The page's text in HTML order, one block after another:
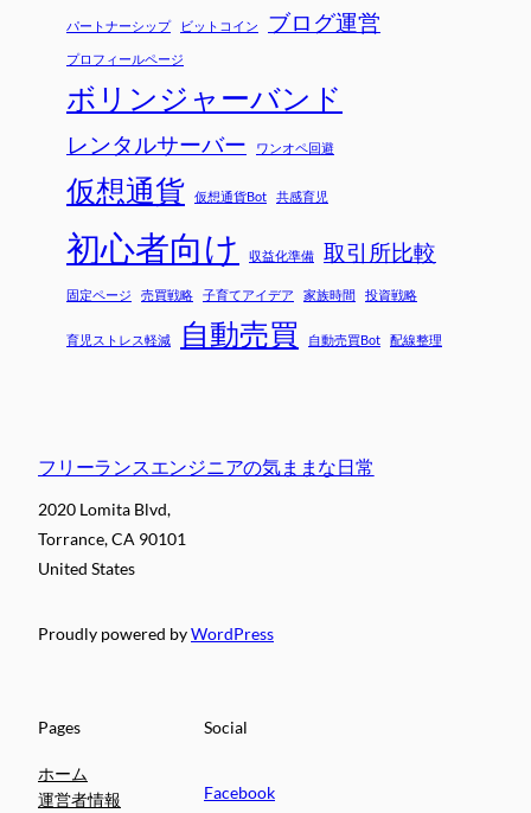
パートナーシップ ビットコイン ブログ運営
プロフィールページ
ボリンジャーバンド
レンタルサーバー ワンオペ回避
仮想通貨 仮想通貨Bot 共感育児
初心者向け 収益化準備 取引所比較
固定ページ 売買戦略 子育てアイデア 家族時間 投資戦略
育児ストレス軽減 自動売買 自動売買Bot 配線整理
フリーランスエンジニアの気ままな日常
2020 Lomita Blvd,
Torrance, CA 90101
United States
Proudly powered byWordPress
Pages
ホーム
運営者情報
Social
Facebook